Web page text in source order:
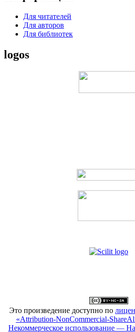
Для читателей
Для авторов
Для библиотек
logos
Это произведение доступно по
«Attribution-NonCommercial-
Некоммерческое использование —